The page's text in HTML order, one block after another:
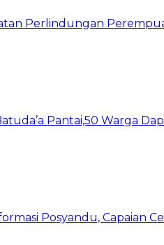
Perlindungan
Pantai,50 Warga
Posyandu, Capaian